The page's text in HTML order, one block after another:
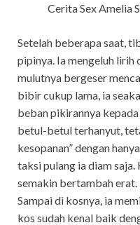
Cerita Sex Amelia
Setelah beberapa saat,
pipinya. Ia mengeluh
mulutnya bergeser
bibir cukup lama, ia
beban pikirannya
betul-betul terhanyut,
kesopanan” dengan
taksi pulang ia diam
semakin bertambah erat.
Sampai di kosnya, ia
kos sudah kenal baik